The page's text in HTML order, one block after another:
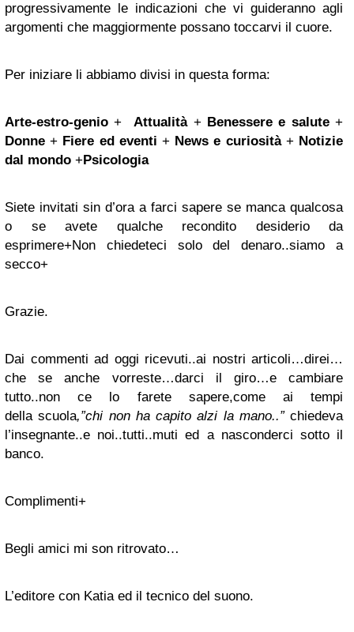
progressivamente le indicazioni che vi guideranno agli
argomenti che maggiormente possano toccarvi il cuore.
Per iniziare li abbiamo divisi in questa forma:
Arte-estro-genio+Attualità + Benessere e salute +
Donne+ Fiere ed eventi+ News e curiosità + Notizie
dal mondo +Psicologia
Siete invitati sin d’ora a farci sapere se manca qualcosa
o se avete qualche recondito desiderio da
esprimere+Non chiedeteci solo del denaro..siamo a
secco+
Grazie.
Dai commenti ad oggi ricevuti..ai nostri articoli…direi…
che se anche vorreste…darci il giro…e cambiare
tutto..non ce lo farete sapere,come ai tempi
della scuola,”chi non ha capito alzi la mano..” chiedeva
l’insegnante..e noi..tutti..muti ed a nasconderci sotto il
banco.
Complimenti+
Begli amici mi son ritrovato…
L’editore con Katia ed il tecnico del suono.